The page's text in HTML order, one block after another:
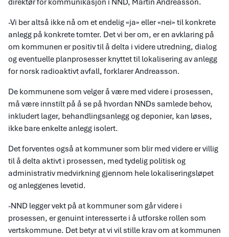
direktør for kommunikasjon i NND, Martin Andreasson.
-Vi ber altså ikke nå om et endelig «ja» eller «nei» til konkrete
anlegg på konkrete tomter. Det vi ber om, er en avklaring på
om kommunen er positiv til å delta i videre utredning, dialog
og eventuelle planprosesser knyttet til lokalisering av anlegg
for norsk radioaktivt avfall, forklarer Andreasson.
De kommunene som velger å være med videre i prosessen,
må være innstilt på å se på hvordan NNDs samlede behov,
inkludert lager, behandlingsanlegg og deponier, kan løses,
ikke bare enkelte anlegg isolert.
Det forventes også at kommuner som blir med videre er villig
til å delta aktivt i prosessen, med tydelig politisk og
administrativ medvirkning gjennom hele lokaliseringsløpet
og anleggenes levetid.
-NND legger vekt på at kommuner som går videre i
prosessen, er genuint interesserte i å utforske rollen som
vertskommune. Det betyr at vi vil stille krav om at kommunen